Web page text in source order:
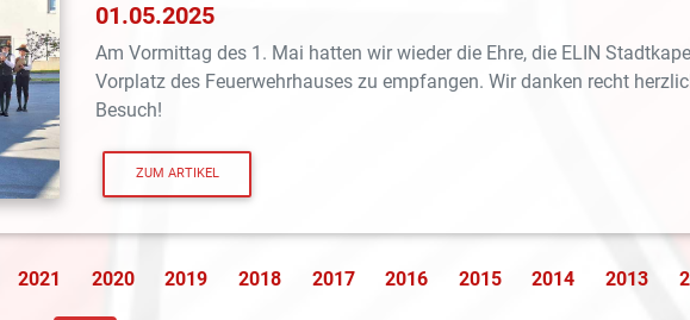
01.05.2025
Am Vormittag des 1. Mai hatten wir wieder die Ehre, die ELIN
Vorplatz des Feuerwehrhauses zu empfangen. Wir danken recht
Besuch!
ZUM ARTIKEL
2021 2020 2019 2018 2017 2016 2015 2014 2013